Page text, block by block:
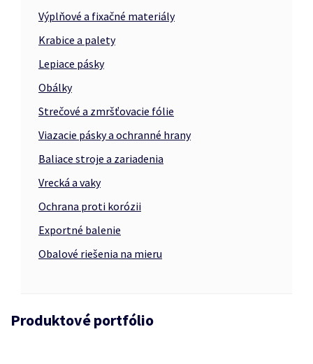
Výplňové a fixačné materiály
Krabice a palety
Lepiace pásky
Obálky
Strečové a zmršťovacie fólie
Viazacie pásky a ochranné hrany
Baliace stroje a zariadenia
Vrecká a vaky
Ochrana proti korózii
Exportné balenie
Obalové riešenia na mieru
Produktové portfólio